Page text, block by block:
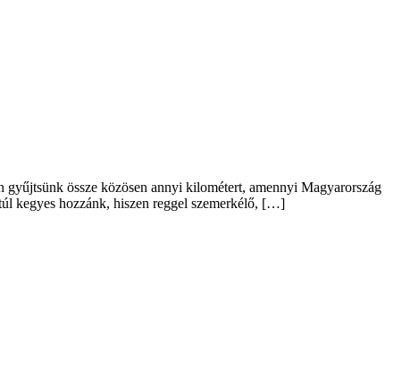
össze közösen annyi kilométert, amennyi Magyarország
kegyes hozzánk, hiszen reggel szemerkélő, […]